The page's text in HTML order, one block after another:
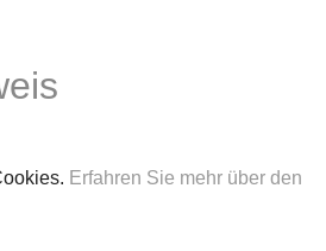
Erfahren Sie mehr über den